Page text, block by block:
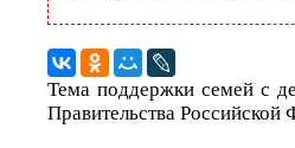
Тема поддержки семей с
Правительства Российской